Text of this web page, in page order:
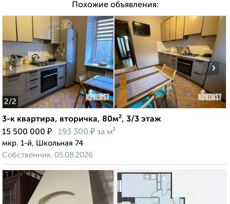
Похожие объявления:
2/2
‹ ›
3-к квартира, вторичка, 80м², 3/3 этаж
15 500 000 ₽ 193 300 ₽ за м²
мкр. 1-й, Школьная 74
Собственник, 05.08.2026